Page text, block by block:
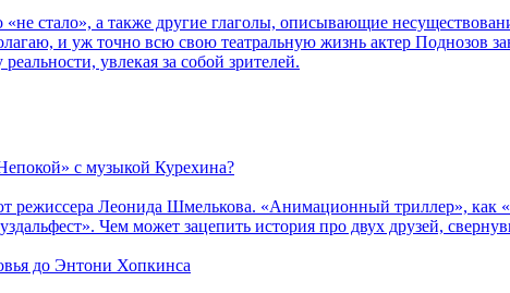
стало», а также другие глаголы, описывающие
и уж точно всю свою театральную жизнь актер Поднозов
увлекая за собой зрителей.
с музыкой Курехина?
Леонида Шмелькова. «Анимационный триллер», как
Чем может зацепить история про двух друзей,
до Энтони Хопкинса